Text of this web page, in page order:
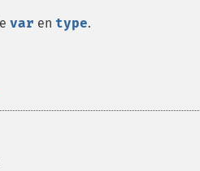
var en type.